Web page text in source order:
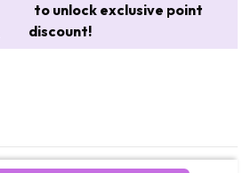
to unlock exclusive point
discount!